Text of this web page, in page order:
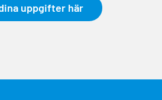
uppgifter här